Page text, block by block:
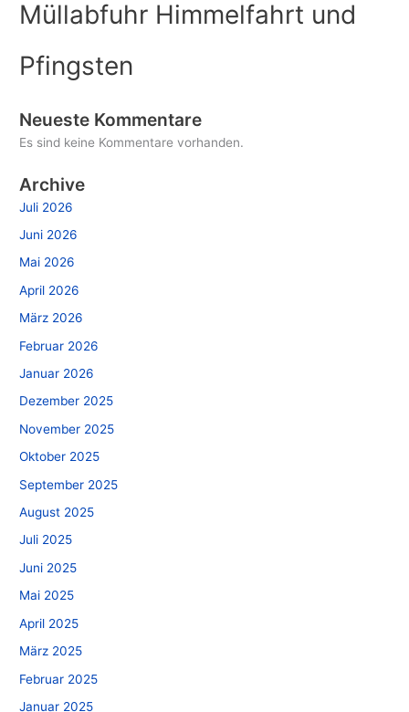
Müllabfuhr Himmelfahrt und
Pfingsten
Neueste Kommentare
Es sind keine Kommentare vorhanden.
Archive
Juli 2026
Juni 2026
Mai 2026
April 2026
März 2026
Februar 2026
Januar 2026
Dezember 2025
November 2025
Oktober 2025
September 2025
August 2025
Juli 2025
Juni 2025
Mai 2025
April 2025
März 2025
Februar 2025
Januar 2025